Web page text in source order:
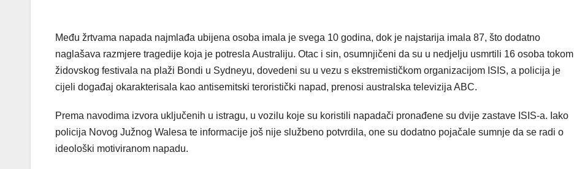
Među žrtvama napada najmlađa ubijena osoba imala je svega 10 godina, dok je najstarija imala 87, što dodatno
naglašava razmjere tragedije koja je potresla Australiju. Otac i sin, osumnjičeni da su u nedjelju usmrtili 16 osoba tokom
židovskog festivala na plaži Bondi u Sydneyu, dovedeni su u vezu s ekstremističkom organizacijom ISIS, a policija je
cijeli događaj okarakterisala kao antisemitski teroristički napad, prenosi australska televizija ABC.
Prema navodima izvora uključenih u istragu, u vozilu koje su koristili napadači pronađene su dvije zastave ISIS-a. Iako
policija Novog Južnog Walesa te informacije još nije službeno potvrdila, one su dodatno pojačale sumnje da se radi o
ideološki motiviranom napadu.